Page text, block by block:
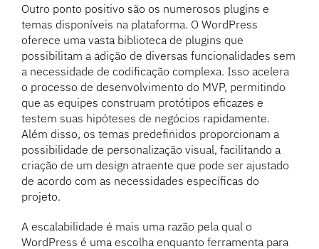
Outro ponto positivo são os numerosos plugins e
temas disponíveis na plataforma. O WordPress
oferece uma vasta biblioteca de plugins que
possibilitam a adição de diversas funcionalidades sem
a necessidade de codificação complexa. Isso acelera
o processo de desenvolvimento do MVP, permitindo
que as equipes construam protótipos eficazes e
testem suas hipóteses de negócios rapidamente.
Além disso, os temas predefinidos proporcionam a
possibilidade de personalização visual, facilitando a
criação de um design atraente que pode ser ajustado
de acordo com as necessidades específicas do
projeto.
A escalabilidade é mais uma razão pela qual o
WordPress é uma escolha enquanto ferramenta para